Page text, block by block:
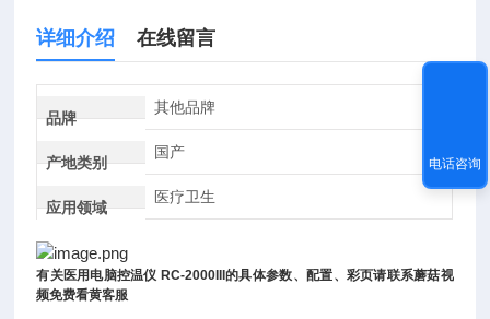
详细介绍 在线留言
品牌
其他品牌
产地类别
国产
应用领域
医疗卫生
有关医用电脑控温仪 RC-2000III 的具体参数、配置、彩页请联系蘑菇视
频免费看黄客服
电话咨询